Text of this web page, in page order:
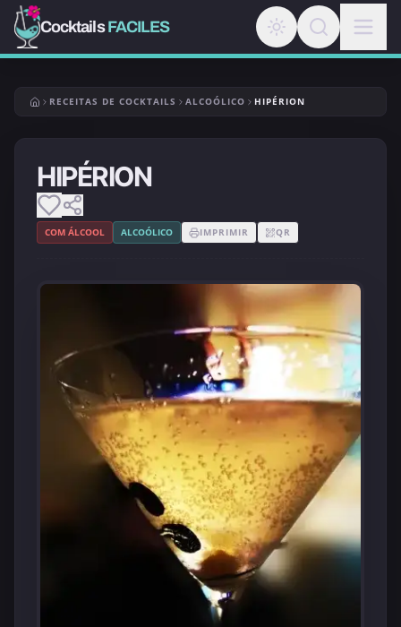
CocktailsFACILES
RECEITAS DE COCKTAILS ALCOÓLICO HIPÉRION
HIPÉRION
COM ÁLCOOL ALCOÓLICO IMPRIMIR QR